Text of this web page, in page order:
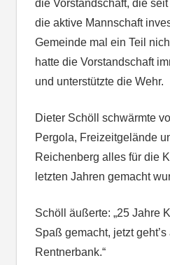
die Vorstandschaft, die
die aktive Mannschaft
Gemeinde mal ein Teil
hatte die Vorstandschaft
und unterstützte die Wehr.
Dieter Schöll schwärmte
Pergola, Freizeitgelände
Reichenberg alles für die
letzten Jahren gemacht
Schöll äußerte: „25 Jahre
Spaß gemacht, jetzt
Rentnerbank.“